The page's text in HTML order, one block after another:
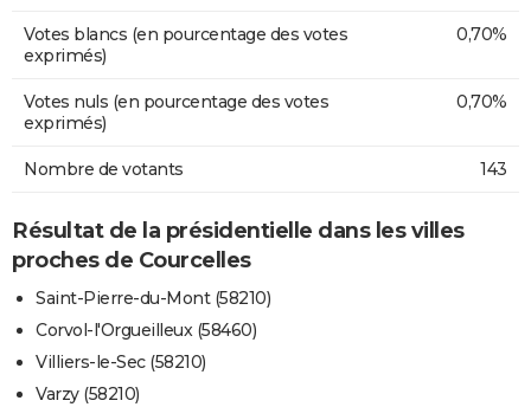
Votes blancs (en pourcentage des votes
exprimés)
0,70%
Votes nuls (en pourcentage des votes
exprimés)
0,70%
Nombre de votants 143
Résultat de la présidentielle dans les villes
proches de Courcelles
Saint-Pierre-du-Mont (58210)
Corvol-l'Orgueilleux (58460)
Villiers-le-Sec (58210)
Varzy (58210)